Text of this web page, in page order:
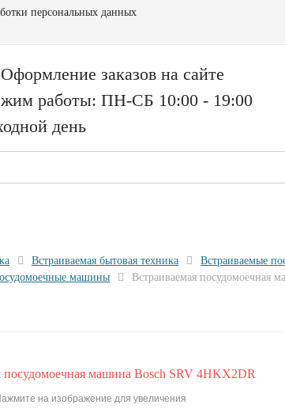
персональных данных
заказов на сайте
работы: ПН-СБ 10:00 - 19:00
день
Встраиваемая бытовая техника
Встраиваемые
машины
Встраиваемая посудомоечная
на изображение для увеличения